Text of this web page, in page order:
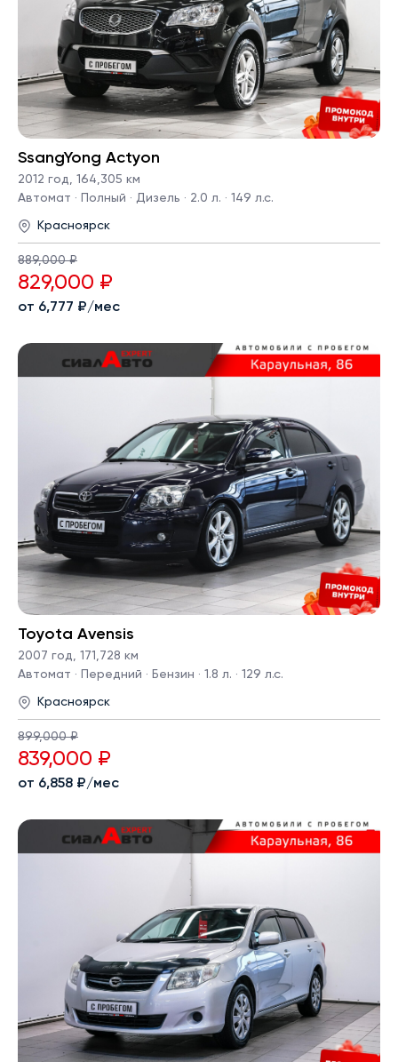
SsangYong Actyon
2012 год, 164,305 км
Автомат · Полный · Дизель · 2.0 л. · 149 л.с.
Красноярск
889,000 ₽
829,000 ₽
от 6,777 ₽/мес
Toyota Avensis
2007 год, 171,728 км
Автомат · Передний · Бензин · 1.8 л. · 129 л.с.
Красноярск
899,000 ₽
839,000 ₽
от 6,858 ₽/мес